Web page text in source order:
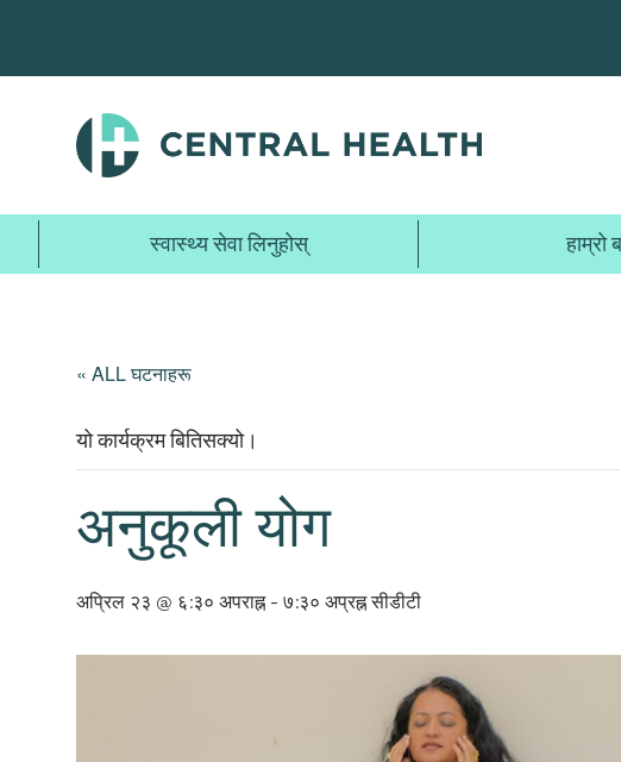
जानुहोस्
स्वास्थ्य सेवा लिनुहोस् हाम्रो
« ALL घटनाहरू
यो कार्यक्रम बितिसक्यो।
अनुकूली योग
अप्रिल २३ @ ६:३० अपराह्न- ७:३० अप्रह्नसीडीटी